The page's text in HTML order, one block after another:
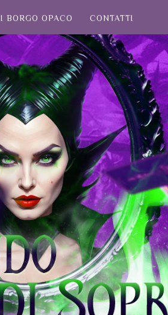
BORGO OPACO CONTATTI